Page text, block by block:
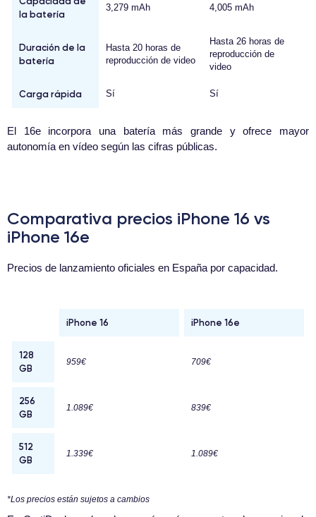
la batería
3,279 mAh 4,005 mAh
Duración de la
batería
Hasta 20 horas de
reproducción de video
Hasta 26 horas de
reproducción de
video
Carga rápida Sí Sí
El 16e incorpora una batería más grande y ofrece mayor
autonomía en vídeo según las cifras públicas.
Comparativa precios iPhone 16 vs
iPhone 16e
Precios de lanzamiento oficiales en España por capacidad.
iPhone 16 iPhone 16e
128
GB
959€ 709€
256
GB
1.089€ 839€
512
GB
1.339€ 1.089€
*Los precios están sujetos a cambios